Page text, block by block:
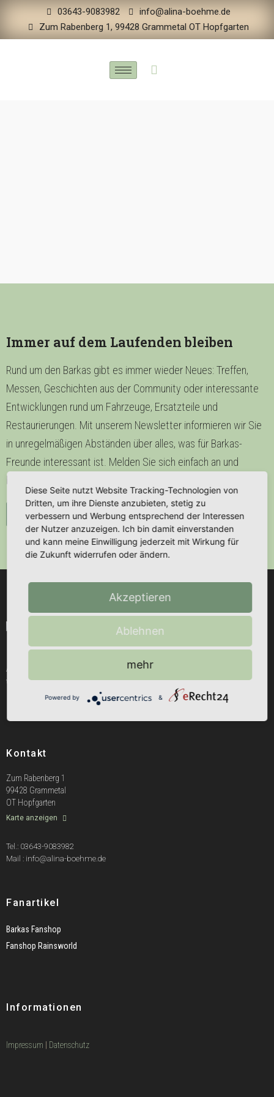
03643-9083982
info@alina-boehme.de
Zum Rabenberg 1, 99428 Grammetal OT Hopfgarten
Immer auf dem Laufenden bleiben
Rund um den Barkas gibt es immer wieder Neues: Treffen,
Messen, Geschichten aus der Community oder interessante
Entwicklungen rund um Fahrzeuge, Ersatzteile und
Restaurierungen. Mit unserem Newsletter informieren wir Sie
in unregelmäßigen Abständen über alles, was für Barkas-
Freunde interessant ist. Melden Sie sich einfach an und
Zum Newsletter anmelden
A. Böhme Vertrieb ist Ihr Ansprechpartner für alles rund um den Barkas B1000.
Wir helfen Ihnen gerne weiter.
Kontakt
Zum Rabenberg 1
99428 Grammetal
OT Hopfgarten
Karte anzeigen
Tel.: 03643-9083982
Mail : info@alina-boehme.de
Fanartikel
Barkas Fanshop
Fanshop Rainsworld
Informationen
Impressum Datenschutz
Diese Seite nutzt Website Tracking-Technologien von
Dritten, um ihre Dienste anzubieten, stetig zu
verbessern und Werbung entsprechend der Interessen
der Nutzer anzuzeigen. Ich bin damit einverstanden
und kann meine Einwilligung jederzeit mit Wirkung für
die Zukunft widerrufen oder ändern.
Akzeptieren
Ablehnen
mehr
Powered by &